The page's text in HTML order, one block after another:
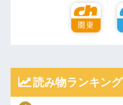
読み物ランキング